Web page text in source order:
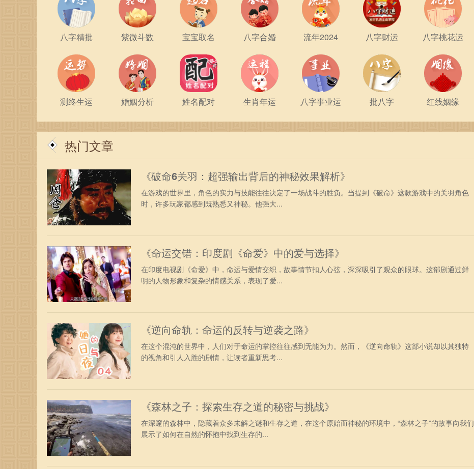
总之，选择门派是一段旅程，而非最终的目的地。无论你身处哪个门派，保持一颗热爱修行的心，借助仙命决的力量与
智慧，方能突破桎梏，成就无上的仙途。愿每一位修士都能在修仙的世界中，找到属于自己的那把钥匙，开启一段别样
的精彩人生之旅！
八字精批 紫微斗数 宝宝取名 八字合婚 流年2024 八字财运 八字桃花运
测终生运 婚姻分析 姓名配对 生肖年运 八字事业运 批八字 红线姻缘
热门文章
《破命6关羽：超强输出背后的神秘效果解析》
在游戏的世界里，角色的实力与技能往往决定了一场战斗的胜负。当提到《破命》这款游戏中的关羽角色
时，许多玩家都感到既熟悉又神秘。他强大...
《命运交错：印度剧《命爱》中的爱与选择》
在印度电视剧《命爱》中，命运与爱情交织，故事情节扣人心弦，深深吸引了观众的眼球。这部剧通过鲜
明的人物形象和复杂的情感关系，表现了爱...
《逆向命轨：命运的反转与逆袭之路》
在这个混沌的世界中，人们对于命运的掌控往往感到无能为力。然而，《逆向命轨》这部小说却以其独特
的视角和引人入胜的剧情，让读者重新思考...
《森林之子：探索生存之道的秘密与挑战》
在深邃的森林中，隐藏着众多未解之谜和生存之道，在这个原始而神秘的环境中，“森林之子”的故事向我们
展示了如何在自然的怀抱中找到生存的...